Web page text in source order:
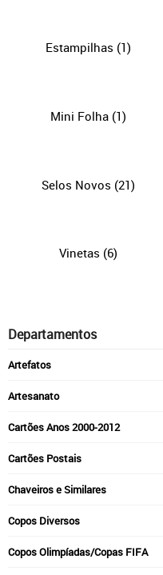
Estampilhas (1)
Mini Folha (1)
Selos Novos (21)
Vinetas (6)
Departamentos
Artefatos
Artesanato
Cartões Anos 2000-2012
Cartões Postais
Chaveiros e Similares
Copos Diversos
Copos Olimpíadas/Copas FIFA